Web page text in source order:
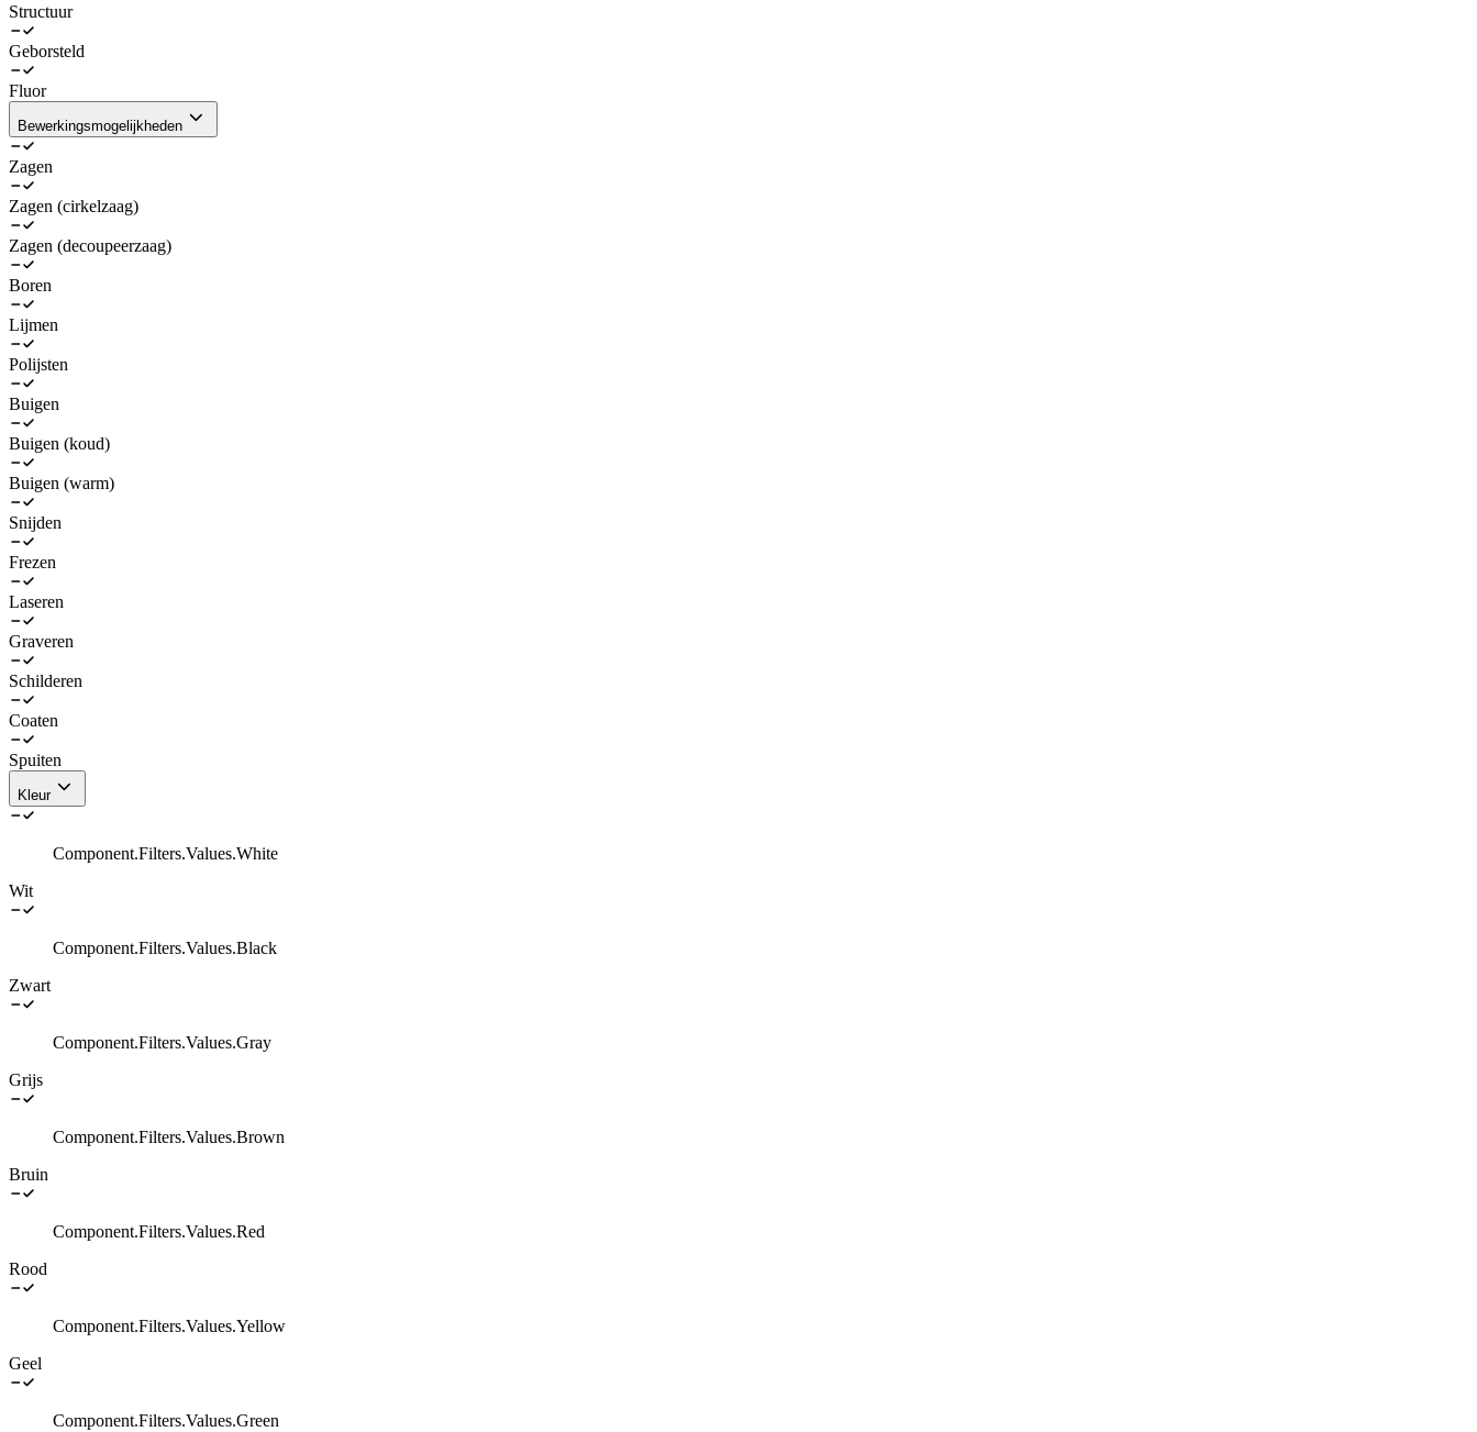
Structuur
Geborsteld
Fluor
Bewerkingsmogelijkheden
Zagen
Zagen (cirkelzaag)
Zagen (decoupeerzaag)
Boren
Lijmen
Polijsten
Buigen
Buigen (koud)
Buigen (warm)
Snijden
Frezen
Laseren
Graveren
Schilderen
Coaten
Spuiten
Kleur
Component.Filters.Values.White
Wit
Component.Filters.Values.Black
Zwart
Component.Filters.Values.Gray
Grijs
Component.Filters.Values.Brown
Bruin
Component.Filters.Values.Red
Rood
Component.Filters.Values.Yellow
Geel
Component.Filters.Values.Green